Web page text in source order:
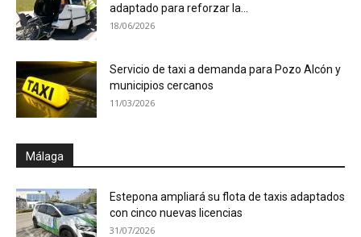
adaptado para reforzar la...
18/06/2026
Servicio de taxi a demanda para Pozo Alcón y
municipios cercanos
11/03/2026
Málaga
Estepona ampliará su flota de taxis adaptados
con cinco nuevas licencias
31/07/2026